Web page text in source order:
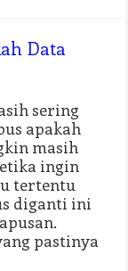
Data
sering
apakah
masih
ingin
tertentu
diganti ini
pastinya